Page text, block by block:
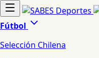
Fútbol
Selección Chilena